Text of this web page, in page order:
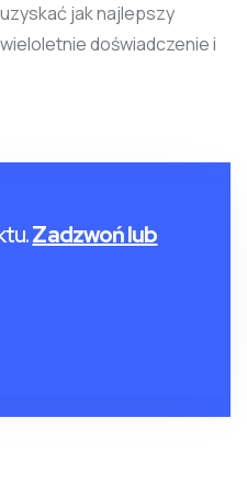
jak najlepszy
doświadczenie i
Zadzwoń lub